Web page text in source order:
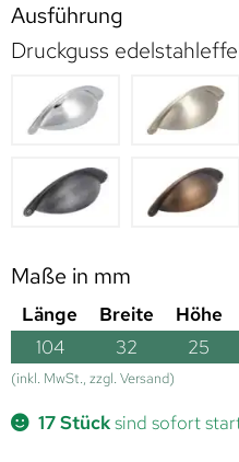
Ausführung
Druckguss
Maße in mm
Länge Breite Höhe
104
32 25
(inkl. MwSt., zzgl. Versand)
17 Stücksind sofort